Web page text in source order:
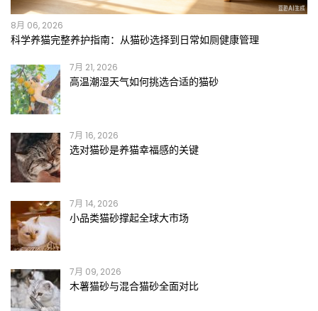
8月 06, 2026
科学养猫完整养护指南：从猫砂选择到日常如厕健康管理
7月 21, 2026
高温潮湿天气如何挑选合适的猫砂
7月 16, 2026
选对猫砂是养猫幸福感的关键
7月 14, 2026
小品类猫砂撑起全球大市场
7月 09, 2026
木薯猫砂与混合猫砂全面对比